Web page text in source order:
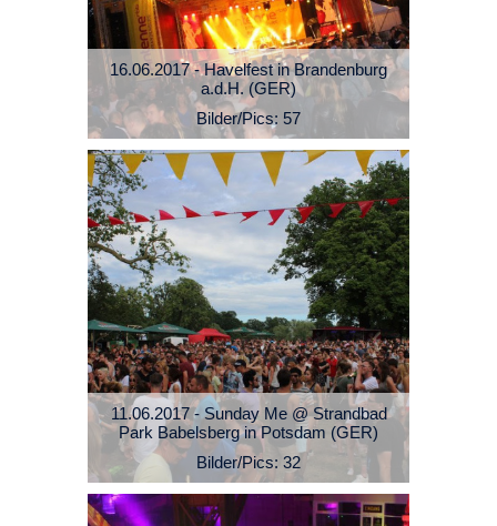
16.06.2017 - Havelfest in Brandenburg
a.d.H. (GER)
Bilder/Pics: 57
11.06.2017 - Sunday Me @ Strandbad
Park Babelsberg in Potsdam (GER)
Bilder/Pics: 32